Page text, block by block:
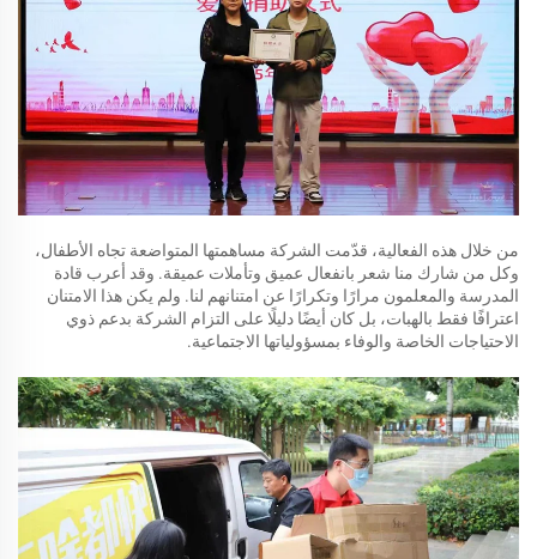
من خلال هذه الفعالية، قدّمت الشركة مساهمتها المتواضعة تجاه الأطفال،
وكل من شارك منا شعر بانفعال عميق وتأملات عميقة. وقد أعرب قادة
المدرسة والمعلمون مرارًا وتكرارًا عن امتنانهم لنا. ولم يكن هذا الامتنان
اعترافًا فقط بالهبات، بل كان أيضًا دليلًا على التزام الشركة بدعم ذوي
الاحتياجات الخاصة والوفاء بمسؤولياتها الاجتماعية.